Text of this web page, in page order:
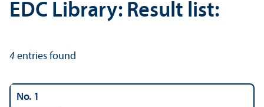
EDC Library: Result list:
4 entries found
No. 1